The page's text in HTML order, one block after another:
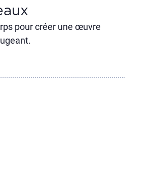
pour créer une œuvre